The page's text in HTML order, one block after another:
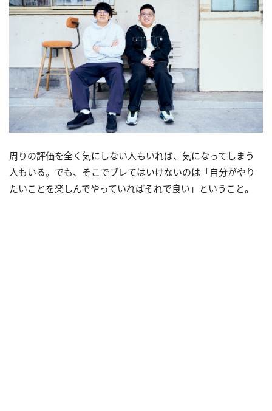
周りの評価を全く気にしない人もいれば、気になってしまう
人もいる。でも、そこでブレてはいけないのは「自分がやり
たいことを楽しんでやっていればそれで良い」ということ。